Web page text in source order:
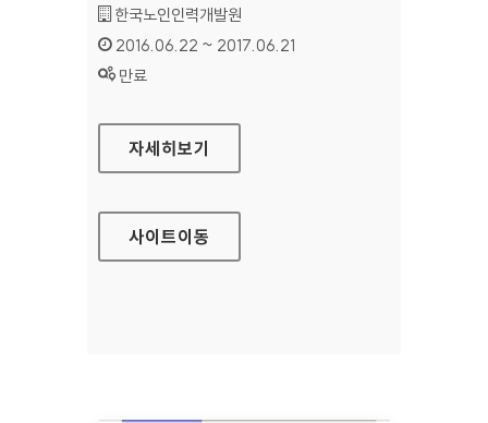
기관명 :
한국노인인력개발원
인증기간 :
2016.06.22 ~ 2017.06.21
상태 :
만료
100세누리 대표 홈페이지
자세히보기
사이트이동